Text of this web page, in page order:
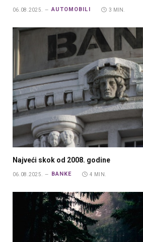
06.08.2025. AUTOMOBILI 3 MIN.
Najveći skok od 2008. godine
06.08.2025. BANKE 4 MIN.